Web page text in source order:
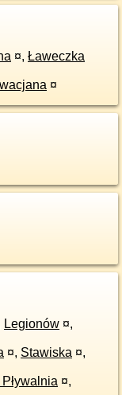
¤, Ławeczka
¤
Legionów ¤,
¤, Stawiska ¤,
¤,